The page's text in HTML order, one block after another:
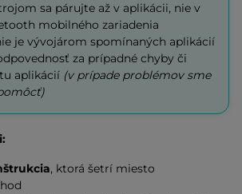
sa párujte až v aplikácii, nie v
mobilného zariadenia
je vývojárom spomínaných aplikácií
za prípadné chyby či
aplikácií (v prípade problémov sme
, ktorá šetrí miesto